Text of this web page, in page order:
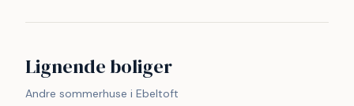
Lignende boliger
Andre sommerhuse i Ebeltoft